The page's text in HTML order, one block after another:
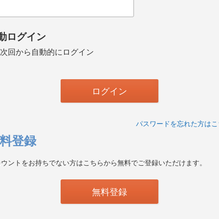
ログイン
次回から自動的にログイン
パスワードを忘れた方は
登録
ントをお持ちでない方はこちらから無料でご登録いただけます。
無料登録